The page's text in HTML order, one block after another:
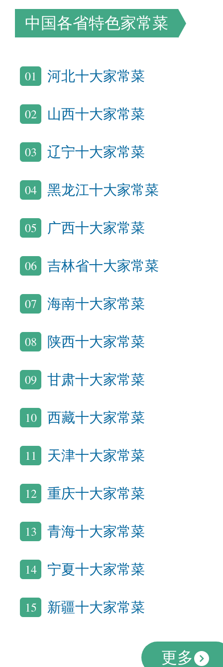
中国各省特色家常菜
01 河北十大家常菜
02 山西十大家常菜
03 辽宁十大家常菜
04 黑龙江十大家常菜
05 广西十大家常菜
06 吉林省十大家常菜
07 海南十大家常菜
08 陕西十大家常菜
09 甘肃十大家常菜
10 西藏十大家常菜
11 天津十大家常菜
12 重庆十大家常菜
13 青海十大家常菜
14 宁夏十大家常菜
15 新疆十大家常菜
更多